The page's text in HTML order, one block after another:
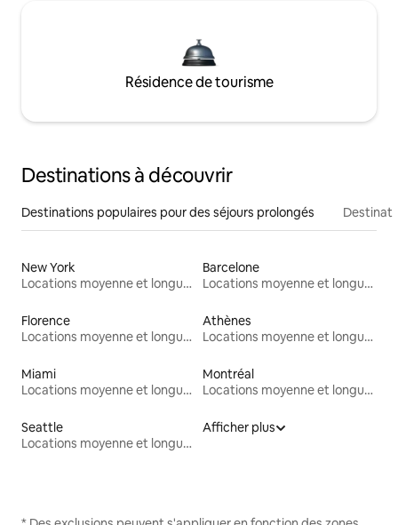
Résidence de tourisme
Destinations à découvrir
Destinations populaires pour des séjours prolongés
New York
Locations moyenne et longue durée
Barcelone
Locations moyenne et longue durée
Florence
Locations moyenne et longue durée
Athènes
Locations moyenne et longue durée
Miami
Locations moyenne et longue durée
Montréal
Locations moyenne et longue durée
Seattle
Locations moyenne et longue durée
Afficher plus